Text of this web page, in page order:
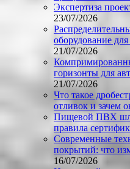
Экспертиза
23/07/2026
оборудование
21/07/2026
горизонты для
21/07/2026
Что такое
отливок и зачем
Пищевой ПВХ
правила
Современные
покрытий: что
16/07/2026